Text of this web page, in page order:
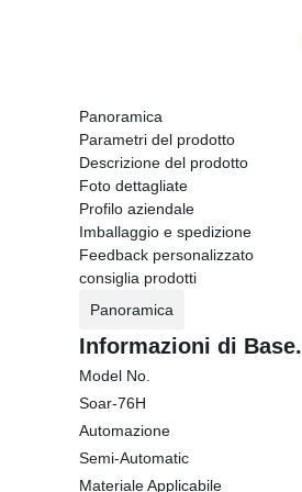
Panoramica
Parametri del prodotto
Descrizione del prodotto
Foto dettagliate
Profilo aziendale
Imballaggio e spedizione
Feedback personalizzato
consiglia prodotti
Panoramica
Informazioni di Base.
Model No.
Soar-76H
Automazione
Semi-Automatic
Materiale Applicabile